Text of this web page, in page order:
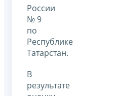
России
№ 9
по
Республике
Татарстан.
В
результате